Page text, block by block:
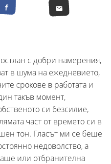
с добри намерения,
в шума на ежедневието,
срокове в работата и
такъв момент,
си безсилие,
част от времето си в
тон. Гласът ми се беше
недоволство, а
или отбранителна